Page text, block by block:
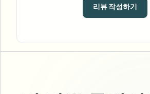
리뷰 작성하기